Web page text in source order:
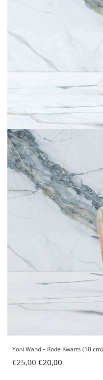
Yoni Wand – Rode Kwarts (10 cm)
€25,00 €20,00